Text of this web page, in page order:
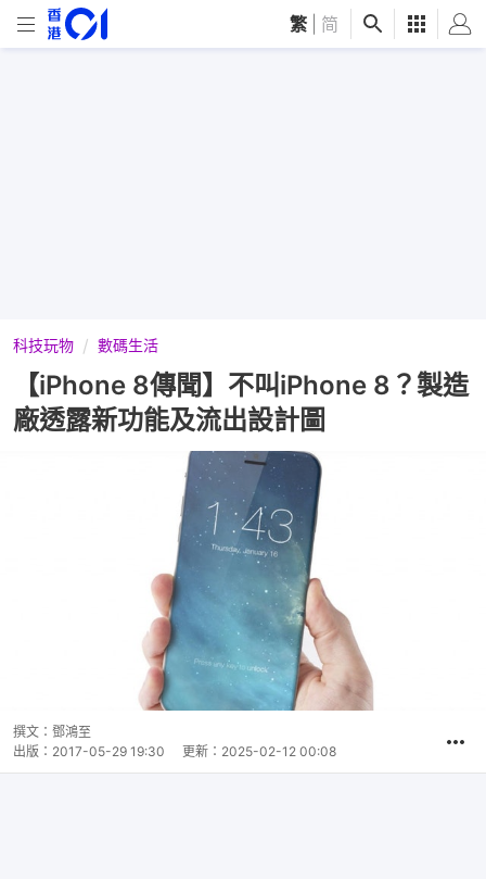
繁 简
科技玩物 數碼生活
【iPhone 8傳聞】不叫iPhone 8？製造
廠透露新功能及流出設計圖
撰文： 鄧鴻至
出版： 2017-05-29 19:30 更新： 2025-02-12 00:08